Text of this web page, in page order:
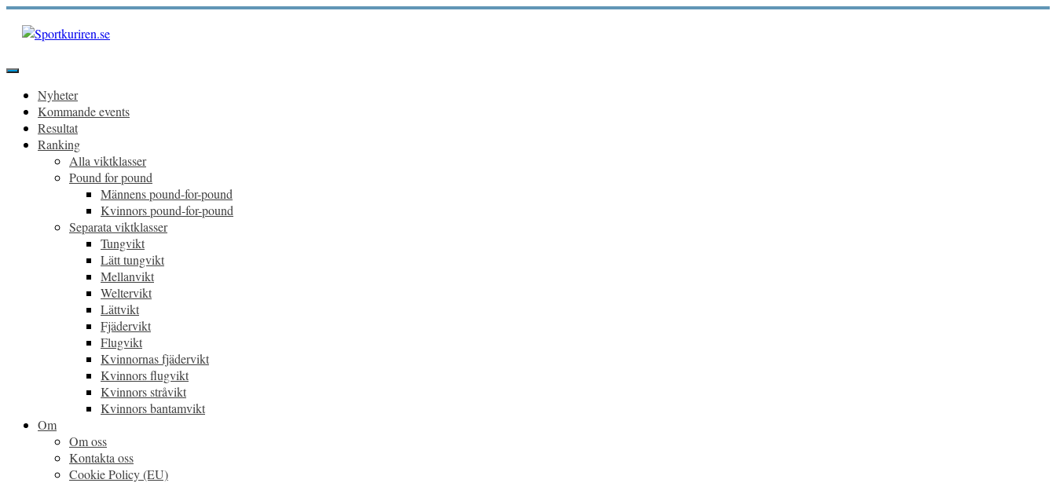
Hoppa
innehåll
Primär
Nyheter
Kommande events
Resultat
Ranking
Alla viktklasser
Pound for pound
Männens pound-for-pound
Kvinnors pound-for-pound
Separata viktklasser
Tungvikt
Lätt tungvikt
Mellanvikt
Weltervikt
Lättvikt
Fjädervikt
Flugvikt
Kvinnornas fjädervikt
Kvinnors flugvikt
Kvinnors stråvikt
Kvinnors bantamvikt
Om
Om oss
Kontakta oss
Cookie Policy (EU)